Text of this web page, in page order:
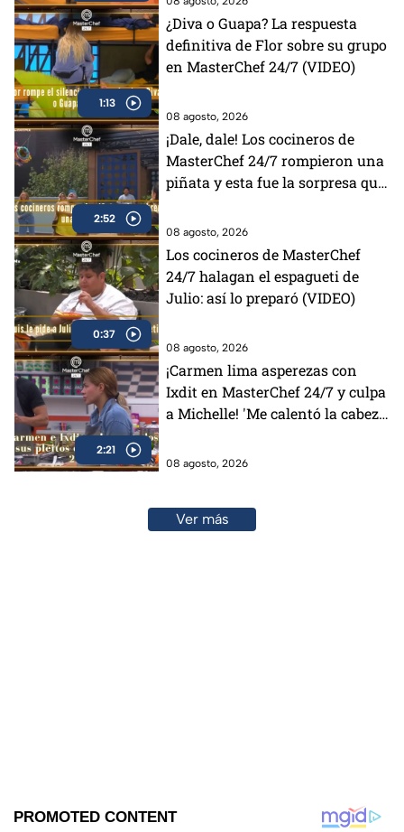
1:13
¿Diva o Guapa? La respuesta
definitiva de Flor sobre su grupo
en MasterChef 24/7 (VIDEO)
08 agosto, 2026
2:52
¡Dale, dale! Los cocineros de
MasterChef 24/7 rompieron una
piñata y esta fue la sorpresa que
08 agosto, 2026
0:37
Los cocineros de MasterChef
24/7 halagan el espagueti de
Julio: así lo preparó (VIDEO)
08 agosto, 2026
2:21
¡Carmen lima asperezas con
Ixdit en MasterChef 24/7 y culpa
a Michelle! 'Me calentó la cabeza'
08 agosto, 2026
Ver más